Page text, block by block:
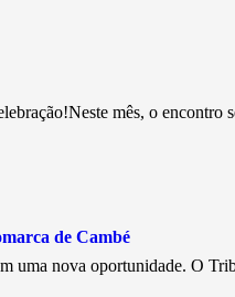
mês, o
de Cambé
uma nova oportunidade. O